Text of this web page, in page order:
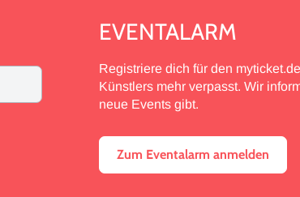
EVENTALARM
Registriere dich für den
Künstlers mehr verpasst. Wir
neue Events gibt.
Zum Eventalarm anmelden